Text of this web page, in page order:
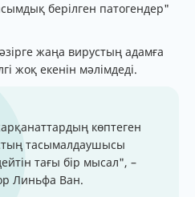
берілген патогендер"
жаңа вирустың адамға
жоқ екенін мәлімдеді.
көптеген
тасымалдаушысы
тағы бір мысал", –
Линьфа Ван.